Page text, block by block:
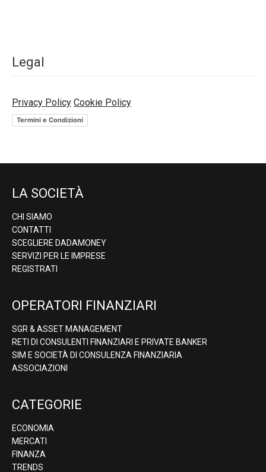
Legal
Privacy Policy Cookie Policy
Termini e Condizioni
LA SOCIETÀ
CHI SIAMO
CONTATTI
SCEGLIERE DADAMONEY
SERVIZI PER LE IMPRESE
REGISTRATI
OPERATORI FINANZIARI
SGR & ASSET MANAGEMENT
RETI DI CONSULENTI FINANZIARI E PRIVATE BANKER
SIM E SOCIETÀ DI CONSULENZA FINANZIARIA
ASSOCIAZIONI
CATEGORIE
ECONOMIA
MERCATI
FINANZA
TRENDS